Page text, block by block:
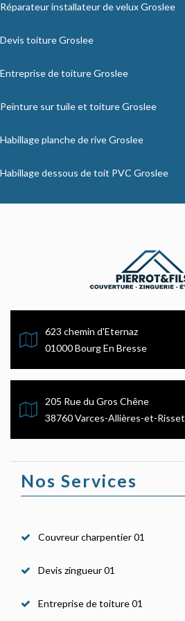
Réparateur installateur de velux Groslee
Devis toiture Groslee
Entreprise de toiture Groslee
Peinture sur tuile et toiture Groslee
Habillage planche de rive Groslee
Habillage dessous de toit PVC Groslee
623 chemin d'Eternaz
01000 Bourg En Bresse
205 Rue du Gros Chêne
38760 Varces-Allières-et-Risset
Nos Services
Couvreur charpentier 01
Devis zingueur 01
Entreprise de toiture 01